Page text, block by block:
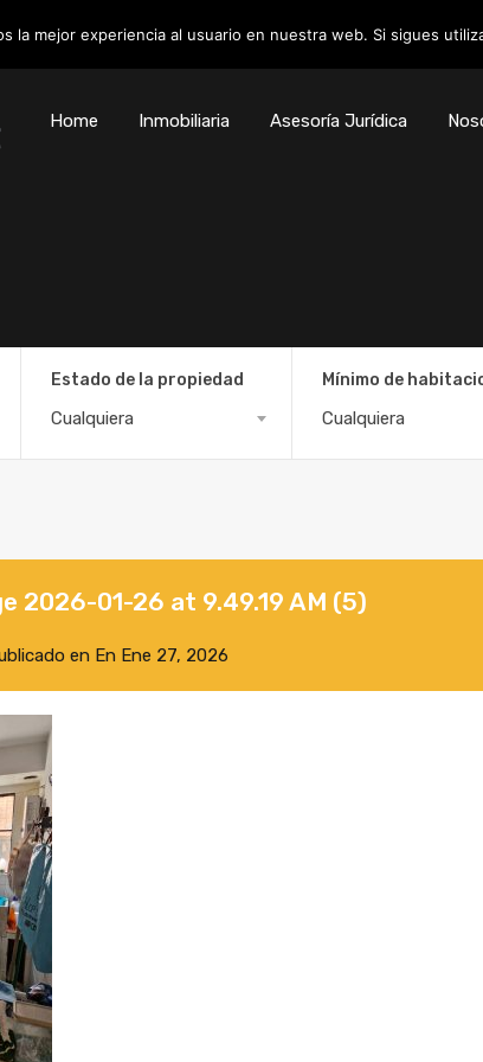
Home Inmobiliaria Asesoría Jurídica
Estado de la propiedad
Cualquiera
Mínimo de
Cualquiera
2026-01-26 at 9.49.19 AM (5)
en En Ene 27, 2026
la mejor experiencia al usuario en nuestra web. Si sigues